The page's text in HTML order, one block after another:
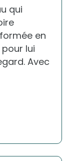
qui
en
lui
Avec